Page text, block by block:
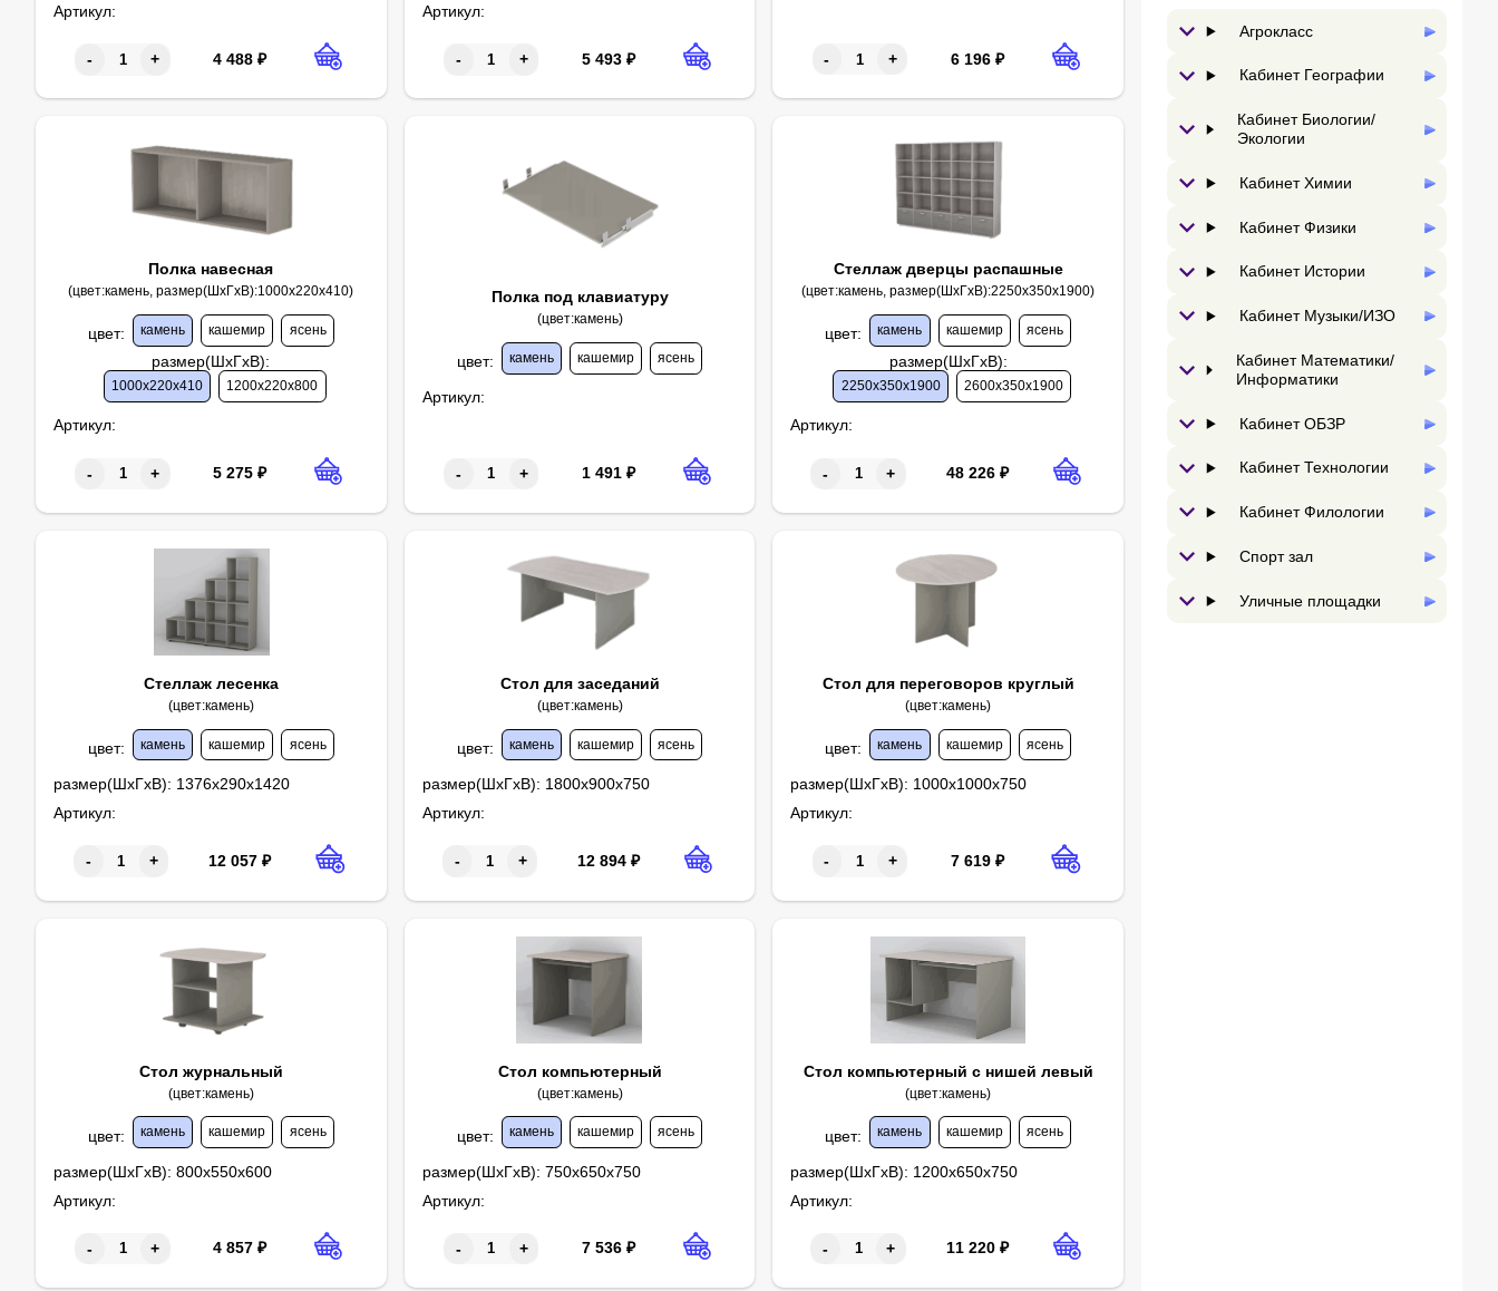
Артикул:
- + 4 488 ₽
Артикул:
- + 5 493₽ - + 6 196₽
Полка навесная
(цвет:камень, размер(ШхГхВ):1000х220х410)
цвет: камень кашемир ясень
размер(ШхГхВ):
1000х220х410 1200х220х800
Артикул:
- + 5 275 ₽
Полка под клавиатуру
(цвет:камень)
цвет: камень кашемир ясень
Артикул:
- + 1 491₽
Стеллаж дверцы распашные
(цвет:камень, размер(ШхГхВ):2250х350х1900)
цвет: камень кашемир ясень
размер(ШхГхВ):
2250х350х1900 2600х350х1900
Артикул:
- + 48 226₽
Стеллаж лесенка
(цвет:камень)
цвет: камень кашемир ясень
размер(ШхГхВ): 1376х290х1420
Артикул:
- + 12 057 ₽
Стол для заседаний
(цвет:камень)
цвет: камень кашемир ясень
размер(ШхГхВ): 1800х900х750
Артикул:
- + 12 894 ₽
Стол для переговоров круглый
(цвет:камень)
цвет: камень кашемир ясень
размер(ШхГхВ): 1000х1000х750
Артикул:
- + 7 619₽
Стол журнальный
(цвет:камень)
цвет: камень кашемир ясень
размер(ШхГхВ):800х550х600
Артикул:
- + 4 857 ₽
Стол компьютерный
(цвет:камень)
цвет: камень кашемир ясень
размер(ШхГхВ): 750х650х750
Артикул:
- + 7 536₽
Стол компьютерный с нишей левый
(цвет:камень)
цвет: камень кашемир ясень
размер(ШхГхВ): 1200х650х750
Артикул:
- + 11 220₽
Агрокласс
Кабинет Географии
Кабинет Биологии/
Экологии
Кабинет Химии
Кабинет Физики
Кабинет Истории
Кабинет Музыки/ИЗО
Кабинет Математики/
Информатики
Кабинет ОБЗР
Кабинет Технологии
Кабинет Филологии
Спорт зал
Уличные площадки